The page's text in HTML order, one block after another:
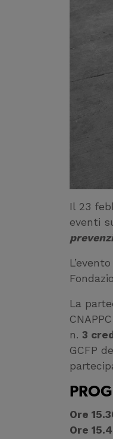
Il 23
eventi
La
n. 3
GCFP
Ore
Ore